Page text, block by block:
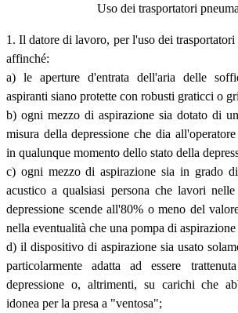
Uso dei trasportatori
1. Il datore di lavoro, per l'uso dei
affinché:
a) le aperture d'entrata dell'aria delle
aspiranti siano protette con robusti graticci o
b) ogni mezzo di aspirazione sia dotato di
misura della depressione che dia
in qualunque momento dello stato della
c) ogni mezzo di aspirazione sia in grado di
acustico a qualsiasi persona che lavori
depressione scende all'80% o meno del
nella eventualità che una pompa di
d) il dispositivo di aspirazione sia usato
particolarmente adatta ad essere
depressione o, altrimenti, su carichi che
idonea per la presa a "ventosa";